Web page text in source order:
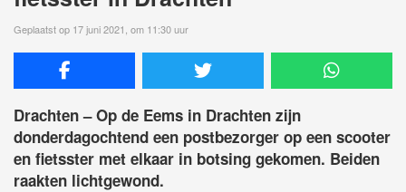
Geplaatst op 17 juni 2021, om 11:30 uur
Drachten – Op de Eems in Drachten zijn
donderdagochtend een postbezorger op een scooter
en fietsster met elkaar in botsing gekomen. Beiden
raakten lichtgewond.